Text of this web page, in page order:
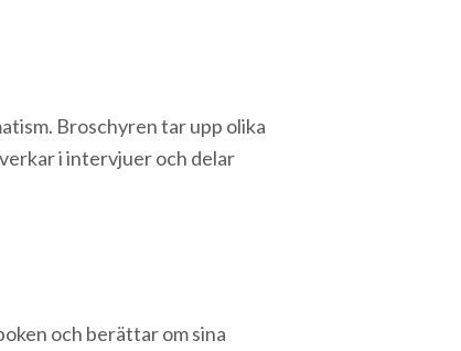
Broschyren tar upp olika
i intervjuer och delar
och berättar om sina